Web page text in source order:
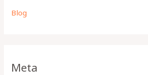
Blog
Meta